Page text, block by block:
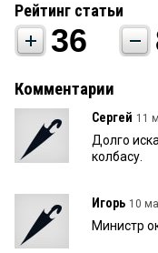
Рейтинг статьи
36
Комментарии
Сергей 11
Долго
колбасу.
Игорь 10
Министр